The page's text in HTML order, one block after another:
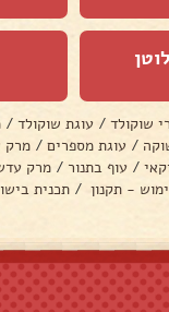
שוקולד / עוגת שוקולד /
/ עוגת מספרים / מרק
/ עוף בתנור / מרק
- תקנון / תכנית